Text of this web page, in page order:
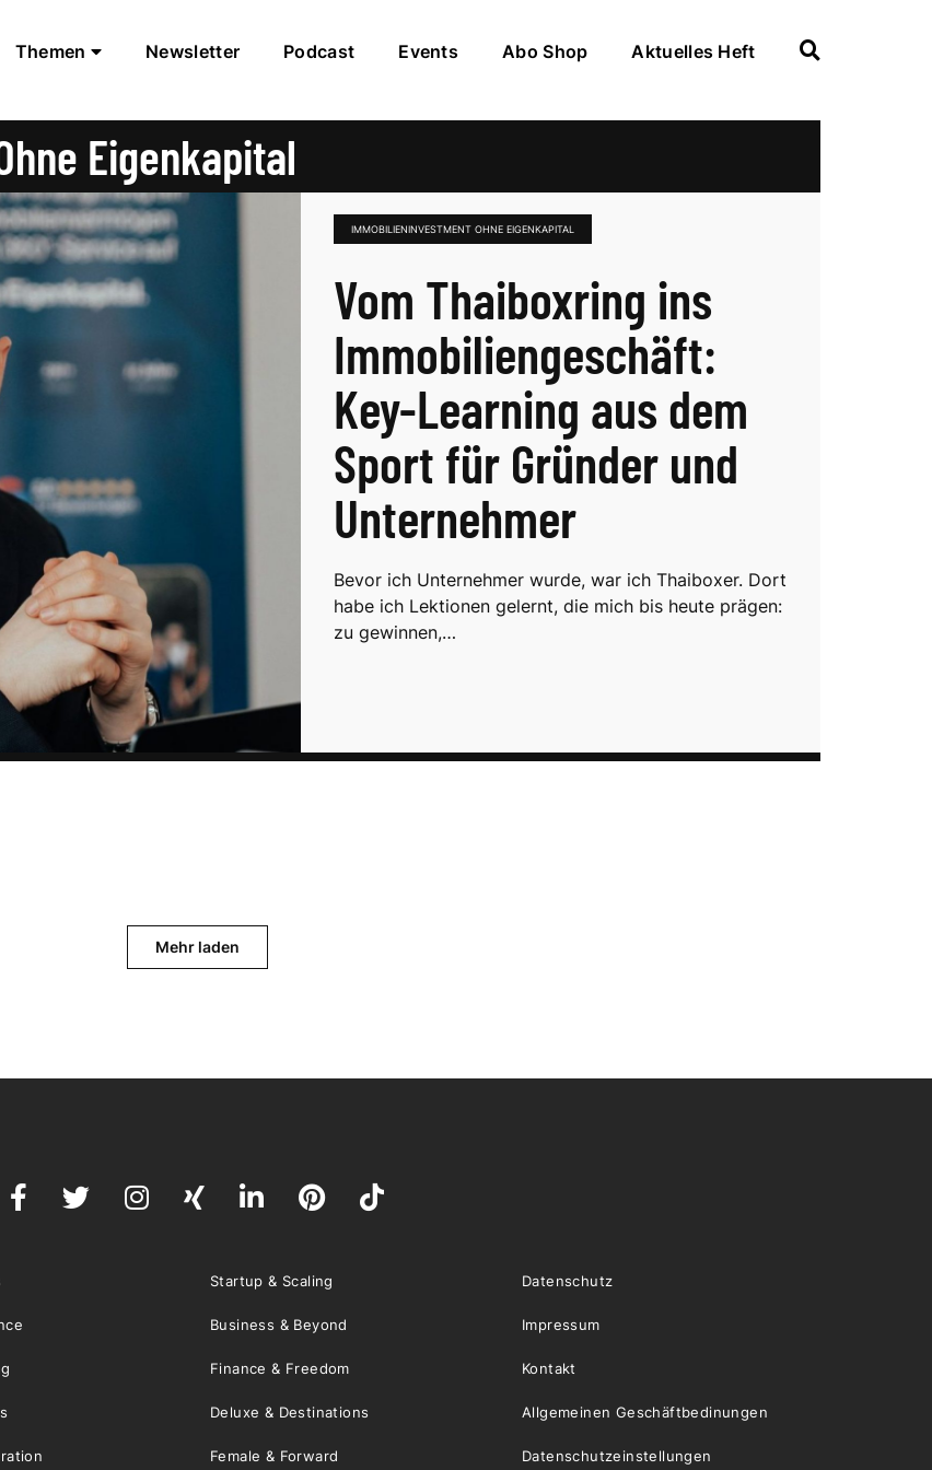
Themen Newsletter Podcast Events Abo Shop Aktuelles Heft
Eigenkapital
IMMOBILIENINVESTMENT OHNE EIGENKAPITAL
Vom Thaiboxring ins
Immobiliengeschäft:
Key-Learning aus dem
Sport für Gründer und
Unternehmer
Bevor ich Unternehmer wurde, war ich Thaiboxer. Dort
habe ich Lektionen gelernt, die mich bis heute prägen:
zu gewinnen,…
Mehr laden
Startup & Scaling
Business & Beyond
Finance & Freedom
Deluxe & Destinations
Female & Forward
Datenschutz
Impressum
Kontakt
Allgemeinen Geschäftbedinungen
Datenschutzeinstellungen